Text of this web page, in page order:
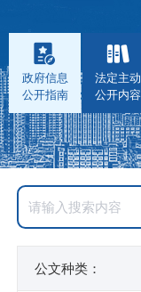
政府信息
公开指南
法定主动
公开内容
公文种类：